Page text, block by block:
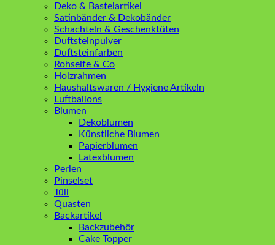
Deko & Bastelartikel
Satinbänder & Dekobänder
Schachteln & Geschenktüten
Duftsteinpulver
Duftsteinfarben
Rohseife & Co
Holzrahmen
Haushaltswaren / Hygiene Artikeln
Luftballons
Blumen
Dekoblumen
Künstliche Blumen
Papierblumen
Latexblumen
Perlen
Pinselset
Tüll
Quasten
Backartikel
Backzubehör
Cake Topper